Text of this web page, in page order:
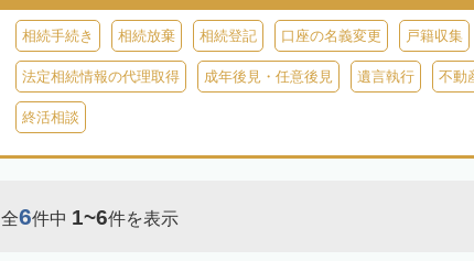
相続手続き 相続放棄 相続登記 口座の名義変更 戸籍収集
法定相続情報の代理取得 成年後見・任意後見 遺言執行 不動
終活相談
全6件中 1~6件を表示